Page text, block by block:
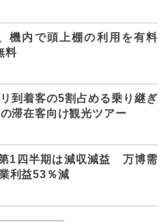
機内で頭上棚の利用を有料
料
到着客の5割占める乗り継ぎ
滞在客向け観光ツアー
1四半期は減収減益 万博需
利益53％減